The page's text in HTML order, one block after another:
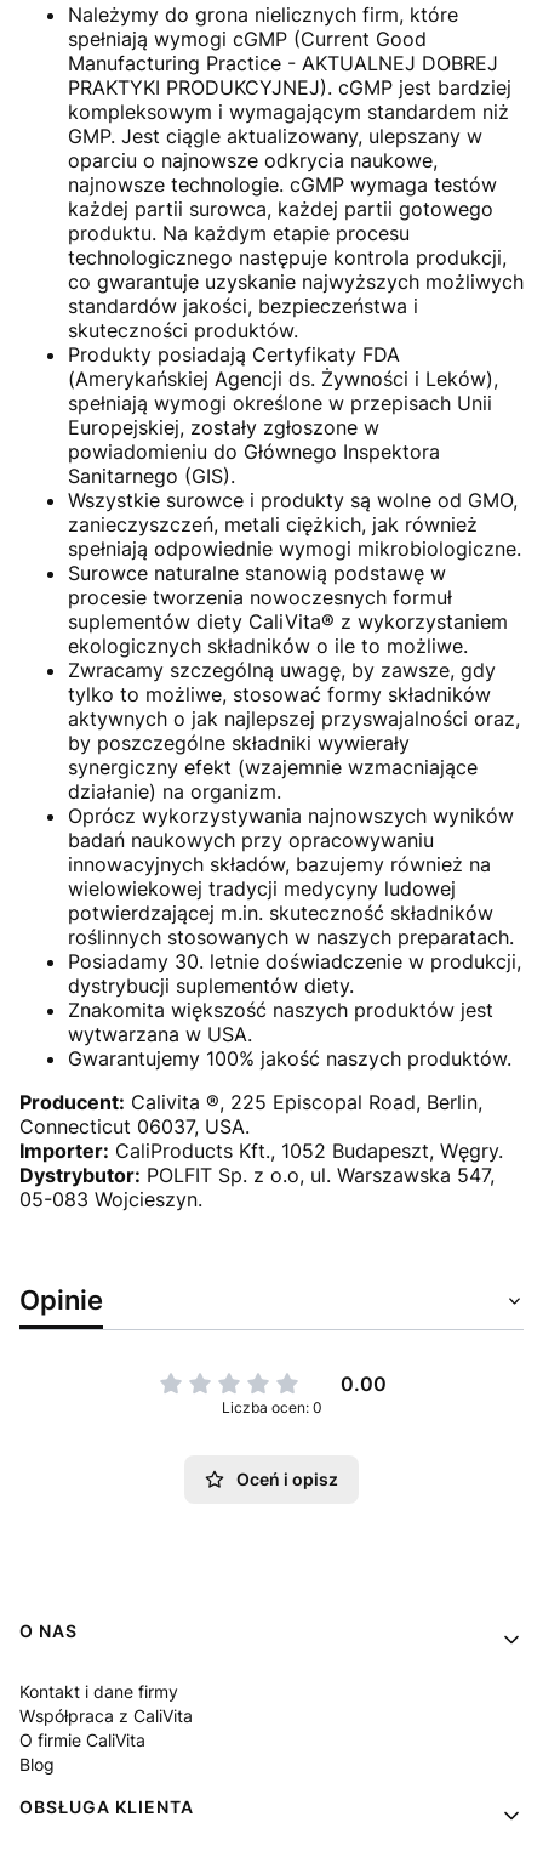
Należymy do grona nielicznych firm, które
spełniają wymogi cGMP (Current Good
Manufacturing Practice - AKTUALNEJ DOBREJ
PRAKTYKI PRODUKCYJNEJ). cGMP jest bardziej
kompleksowym i wymagającym standardem niż
GMP. Jest ciągle aktualizowany, ulepszany w
oparciu o najnowsze odkrycia naukowe,
najnowsze technologie. cGMP wymaga testów
każdej partii surowca, każdej partii gotowego
produktu. Na każdym etapie procesu
technologicznego następuje kontrola produkcji,
co gwarantuje uzyskanie najwyższych możliwych
standardów jakości, bezpieczeństwa i
skuteczności produktów.
Produkty posiadają Certyfikaty FDA
(Amerykańskiej Agencji ds. Żywności i Leków),
spełniają wymogi określone w przepisach Unii
Europejskiej, zostały zgłoszone w
powiadomieniu do Głównego Inspektora
Sanitarnego (GIS).
Wszystkie surowce i produkty są wolne od GMO,
zanieczyszczeń, metali ciężkich, jak również
spełniają odpowiednie wymogi mikrobiologiczne.
Surowce naturalne stanowią podstawę w
procesie tworzenia nowoczesnych formuł
suplementów diety CaliVita® z wykorzystaniem
ekologicznych składników o ile to możliwe.
Zwracamy szczególną uwagę, by zawsze, gdy
tylko to możliwe, stosować formy składników
aktywnych o jak najlepszej przyswajalności oraz,
by poszczególne składniki wywierały
synergiczny efekt (wzajemnie wzmacniające
działanie) na organizm.
Oprócz wykorzystywania najnowszych wyników
badań naukowych przy opracowywaniu
innowacyjnych składów, bazujemy również na
wielowiekowej tradycji medycyny ludowej
potwierdzającej m.in. skuteczność składników
roślinnych stosowanych w naszych preparatach.
Posiadamy 30. letnie doświadczenie w produkcji,
dystrybucji suplementów diety.
Znakomita większość naszych produktów jest
wytwarzana w USA.
Gwarantujemy 100% jakość naszych produktów.
Producent: Calivita ®, 225 Episcopal Road, Berlin,
Connecticut 06037, USA.
Importer: CaliProducts Kft., 1052 Budapeszt, Węgry.
Dystrybutor: POLFIT Sp. z o.o, ul. Warszawska 547,
05-083 Wojcieszyn.
Opinie
0.00
Liczba ocen: 0
Oceń i opisz
Linki w stopce
O NAS
Kontakt i dane firmy
Współpraca z CaliVita
O firmie CaliVita
Blog
OBSŁUGA KLIENTA